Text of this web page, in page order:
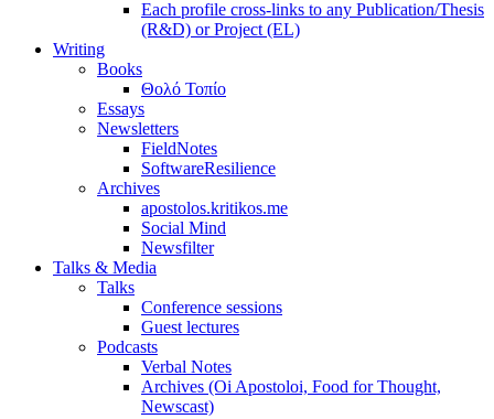
Each profile cross-links to any Publication/Thesis
(R&D) or Project (EL)
Writing
Books
Θολό Τοπίο
Essays
Newsletters
FieldNotes
SoftwareResilience
Archives
apostolos.kritikos.me
Social Mind
Newsfilter
Talks & Media
Talks
Conference sessions
Guest lectures
Podcasts
Verbal Notes
Archives (Oi Apostoloi, Food for Thought,
Newscast)